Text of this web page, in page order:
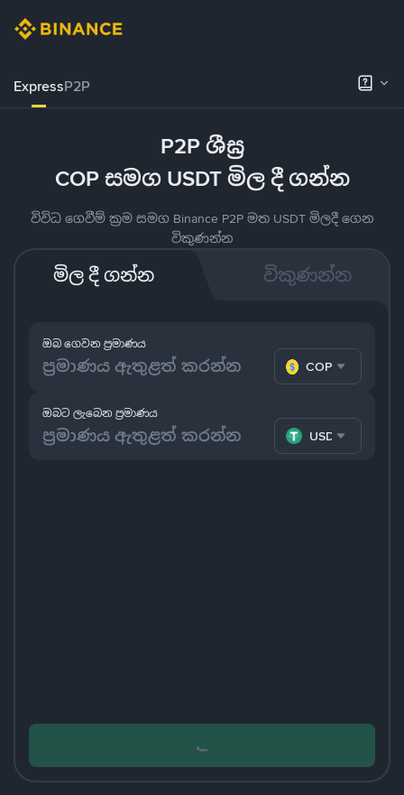
ExpressP2P
P2P ශීඝ්‍ර
COP සමග USDT මිල දී ගන්න
විවිධ ගෙවීම් ක්‍රම සමග Binance P2P මත USDT මිලදී ගෙන
විකුණන්න
මිල දී ගන්න විකුණන්න
ඔබ ගෙවන ප්‍රමාණය
COP
ඔබට ලැබෙන ප්‍රමාණය
USDT